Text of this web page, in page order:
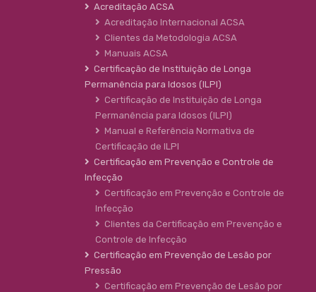
Acreditação ACSA
Acreditação Internacional ACSA
Clientes da Metodologia ACSA
Manuais ACSA
Certificação de Instituição de Longa
Permanência para Idosos (ILPI)
Certificação de Instituição de Longa
Permanência para Idosos (ILPI)
Manual e Referência Normativa de
Certificação de ILPI
Certificação em Prevenção e Controle de
Infecção
Certificação em Prevenção e Controle de
Infecção
Clientes da Certificação em Prevenção e
Controle de Infecção
Certificação em Prevenção de Lesão por
Pressão
Certificação em Prevenção de Lesão por